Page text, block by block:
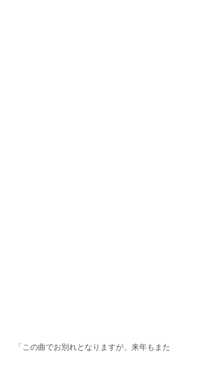
「この曲でお別れとなりますが、来年もまた